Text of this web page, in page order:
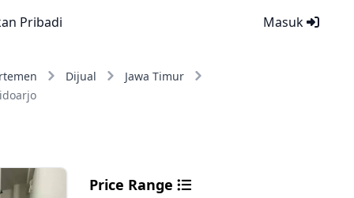
Masuk
Pribadi
Dijual
Jawa Timur
Price Range